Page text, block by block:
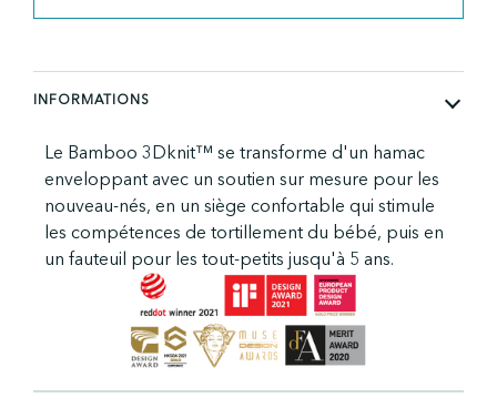
3Dknit™
INFORMATIONS
Le Bamboo 3Dknit™ se transforme d'un hamac
enveloppant avec un soutien sur mesure pour les
nouveau-nés, en un siège confortable qui stimule
les compétences de tortillement du bébé, puis en
un fauteuil pour les tout-petits jusqu'à 5 ans.